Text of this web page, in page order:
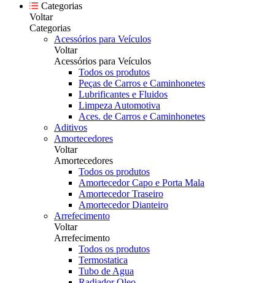
Categorias
Voltar
Categorias
Acessórios para Veículos
Voltar
Acessórios para Veículos
Todos os produtos
Peças de Carros e Caminhonetes
Lubrificantes e Fluidos
Limpeza Automotiva
Aces. de Carros e Caminhonetes
Aditivos
Amortecedores
Voltar
Amortecedores
Todos os produtos
Amortecedor Capo e Porta Mala
Amortecedor Traseiro
Amortecedor Dianteiro
Arrefecimento
Voltar
Arrefecimento
Todos os produtos
Termostatica
Tubo de Agua